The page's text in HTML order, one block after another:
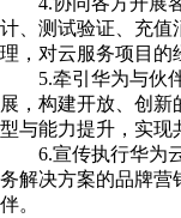
计、测试验证、充值
理，对云服务项目的
5.牵引华为与伙伴
展，构建开放、创
型与能力提升，实现
6.宣传执行华为云
务解决方案的品牌营
伴。